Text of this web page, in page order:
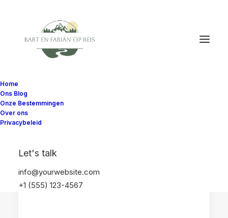
Home
Ons Blog
Onze Bestemmingen
Over ons
Privacybeleid
Let's talk
info@yourwebsite.com
+1 (555) 123-4567